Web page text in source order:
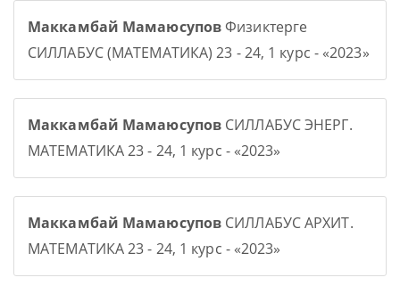
Маккамбай МамаюсуповФизиктерге
СИЛЛАБУС (МАТЕМАТИКА) 23 - 24, 1 курс - «2023»
Маккамбай Мамаюсупов СИЛЛАБУС ЭНЕРГ.
МАТЕМАТИКА 23 - 24, 1 курс - «2023»
Маккамбай Мамаюсупов СИЛЛАБУС АРХИТ.
МАТЕМАТИКА 23 - 24, 1 курс - «2023»